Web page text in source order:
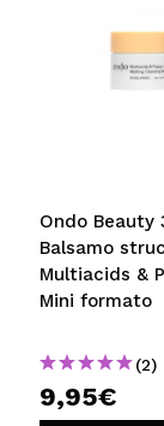
Ondo Beauty
Balsamo
Multiacids &
Mini formato
(2)
9,95€